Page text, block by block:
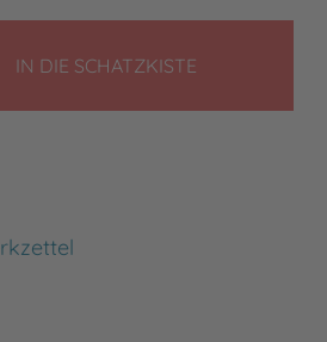
IN DIE SCHATZKISTELEGEN